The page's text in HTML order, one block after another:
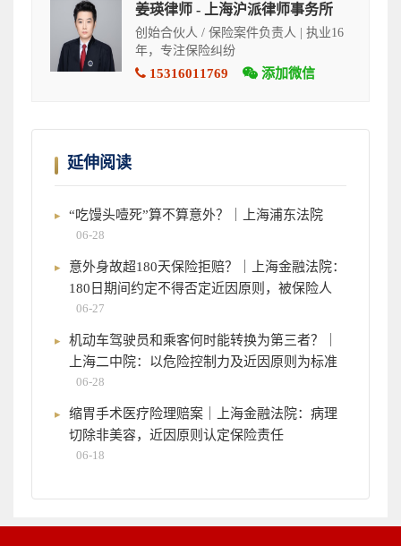
姜瑛律师 - 上海沪派律师事务所
创始合伙人 / 保险案件负责人 | 执业16
年，专注保险纠纷
15316011769 添加微信
延伸阅读
“吃馒头噎死”算不算意外？｜上海浦东法院
06-28
意外身故超180天保险拒赔？｜上海金融法院：
180日期间约定不得否定近因原则，被保险人
06-27
机动车驾驶员和乘客何时能转换为第三者？｜
上海二中院：以危险控制力及近因原则为标准
06-28
缩胃手术医疗险理赔案｜上海金融法院：病理
切除非美容，近因原则认定保险责任
06-18